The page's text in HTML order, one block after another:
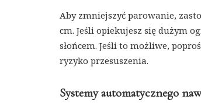
Aby zmniejszyć parowanie,
cm. Jeśli opiekujesz się dużym
słońcem. Jeśli to możliwe,
ryzyko przesuszenia.
Systemy automatycznego